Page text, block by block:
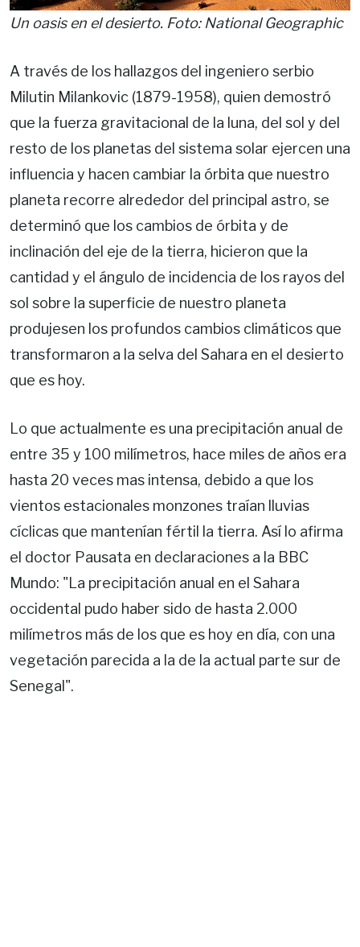
Un oasis en el desierto. Foto: National Geographic
A través de los hallazgos del ingeniero serbio
Milutin Milankovic (1879-1958), quien demostró
que la fuerza gravitacional de la luna, del sol y del
resto de los planetas del sistema solar ejercen una
influencia y hacen cambiar la órbita que nuestro
planeta recorre alrededor del principal astro, se
determinó que los cambios de órbita y de
inclinación del eje de la tierra, hicieron que la
cantidad y el ángulo de incidencia de los rayos del
sol sobre la superficie de nuestro planeta
produjesen los profundos cambios climáticos que
transformaron a la selva del Sahara en el desierto
que es hoy.
Lo que actualmente es una precipitación anual de
entre 35 y 100 milímetros, hace miles de años era
hasta 20 veces mas intensa, debido a que los
vientos estacionales monzones traían lluvias
cíclicas que mantenían fértil la tierra. Así lo afirma
el doctor Pausata en declaraciones a la BBC
Mundo: "La precipitación anual en el Sahara
occidental pudo haber sido de hasta 2.000
milímetros más de los que es hoy en día, con una
vegetación parecida a la de la actual parte sur de
Senegal".